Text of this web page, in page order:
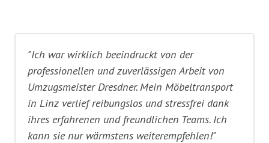
"Ich war wirklich beeindruckt von der
professionellen und zuverlässigen Arbeit von
Umzugsmeister Dresdner. Mein Möbeltransport
in Linz verlief reibungslos und stressfrei dank
ihres erfahrenen und freundlichen Teams. Ich
kann sie nur wärmstens weiterempfehlen!"